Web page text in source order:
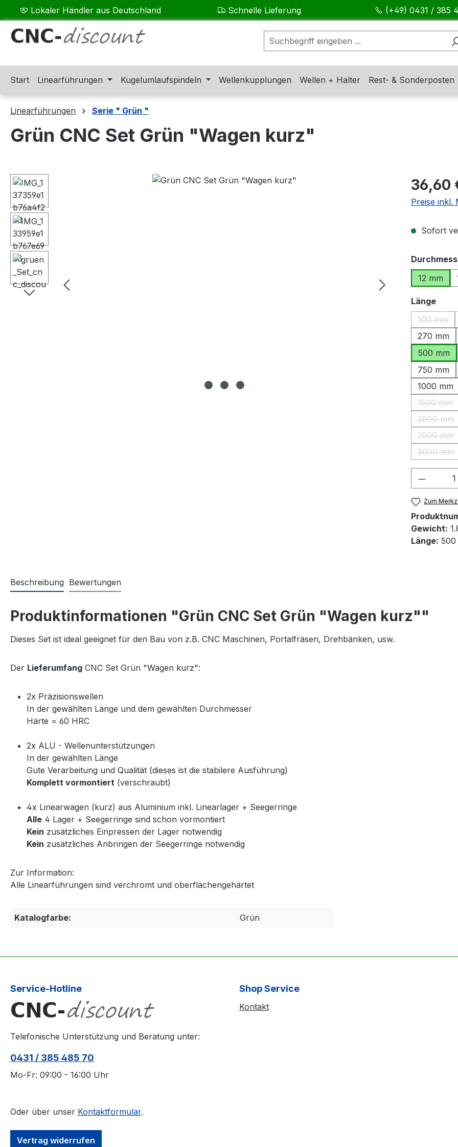
Hauptinhalt springen
Zur Suche springen
Zur Hauptnavigation springen
Lokaler Händler aus Deutschland Schnelle Lieferung (+49) 0431 / 385
Start Linearführungen Kugelumlaufspindeln Wellenkupplungen Wellen + Halter Rest- & Sonderposten
Linearführungen Serie " Grün "
Grün CNC Set Grün "Wagen kurz"
Bildergalerie überspringen Regulärer
36,60
Preise inkl.
Sofort
12 mm
Länge
100 mm
(Diese
270 mm
500 mm
750 mm
1000 mm
1500 mm
2000 mm
2500 mm
3000 mm
Zum
Gewicht:
Länge: 500
Beschreibung Bewertungen
Produktinformationen "Grün CNC Set Grün "Wagen kurz""
Dieses Set ist ideal geeignet für den Bau von z.B. CNC Maschinen, Portalfräsen, Drehbänken, usw.
Der Lieferumfang CNC Set Grün "Wagen kurz":
2x Präzisionswellen
In der gewählten Länge und dem gewählten Durchmesser
Härte = 60 HRC
2x ALU - Wellenunterstützungen
In der gewählten Länge
Gute Verarbeitung und Qualität (dieses ist die stabilere Ausführung)
Komplett vormontiert (verschraubt)
4x Linearwagen (kurz) aus Aluminium inkl. Linearlager + Seegerringe
Alle 4 Lager + Seegerringe sind schon vormontiert
Kein zusätzliches Einpressen der Lager notwendig
Kein zusätzliches Anbringen der Seegerringe notwendig
Zur Information:
Alle Linearführungen sind verchromt und oberflächengehärtet
Katalogfarbe: Grün
Service-Hotline
Telefonische Unterstützung und Beratung unter:
0431 / 385 485 70
Mo-Fr: 09:00 - 16:00 Uhr
Oder über unser Kontaktformular.
Vertrag widerrufen
Shop Service
Kontakt